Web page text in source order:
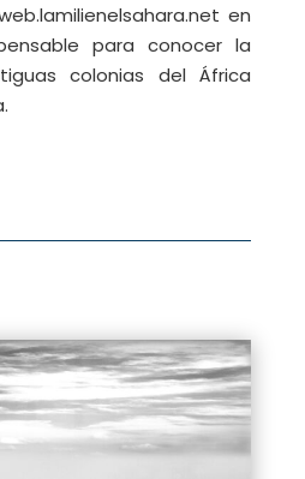
en
para conocer la
colonias del África